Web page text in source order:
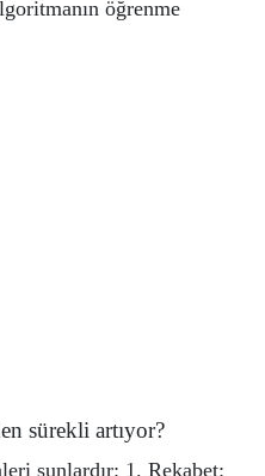
öğrenme
sürekli artıyor?
şunlardır: 1. Rekabet: